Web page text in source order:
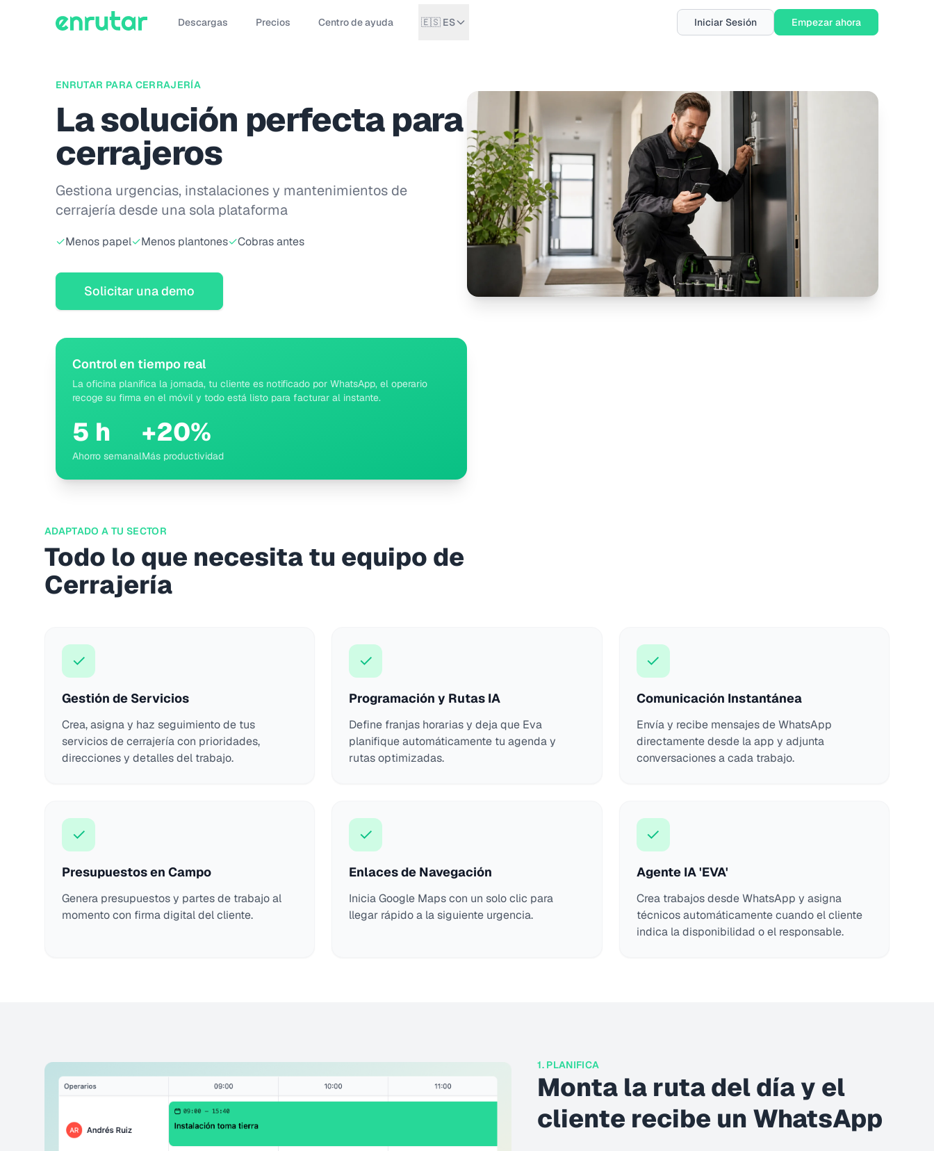
Descargas Precios Centro de ayuda 🇪🇸 ES Iniciar Sesión Empezar ahora
ENRUTAR PARA CERRAJERÍA
La solución perfecta para
cerrajeros
Gestiona urgencias, instalaciones y mantenimientos de
cerrajería desde una sola plataforma
✓Menos papel✓Menos plantones✓Cobras antes
Solicitar una demo
Control en tiempo real
La oficina planifica la jornada, tu cliente es notificado por WhatsApp, el operario
recoge su firma en el móvil y todo está listo para facturar al instante.
5 h
Ahorro semanal
+20%
Más productividad
ADAPTADO A TU SECTOR
Todo lo que necesita tu equipo de
Cerrajería
✓
Gestión de Servicios
Crea, asigna y haz seguimiento de tus
servicios de cerrajería con prioridades,
direcciones y detalles del trabajo.
✓
Programación y Rutas IA
Define franjas horarias y deja que Eva
planifique automáticamente tu agenda y
rutas optimizadas.
✓
Comunicación Instantánea
Envía y recibe mensajes de WhatsApp
directamente desde la app y adjunta
conversaciones a cada trabajo.
✓
Presupuestos en Campo
Genera presupuestos y partes de trabajo al
momento con firma digital del cliente.
✓
Enlaces de Navegación
Inicia Google Maps con un solo clic para
llegar rápido a la siguiente urgencia.
✓
Agente IA 'EVA'
Crea trabajos desde WhatsApp y asigna
técnicos automáticamente cuando el cliente
indica la disponibilidad o el responsable.
1. PLANIFICA
Monta la ruta del día y el
cliente recibe un WhatsApp